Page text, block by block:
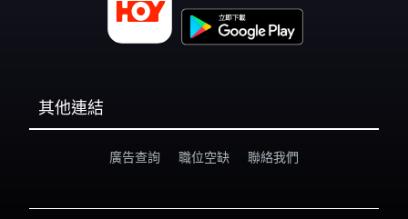
其他連結
廣告查詢 職位空缺 聯絡我們